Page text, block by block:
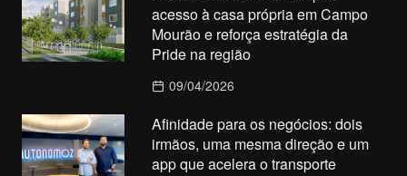
acesso à casa própria em Campo
Mourão e reforça estratégia da
Pride na região
09/04/2026
Afinidade para os negócios: dois
irmãos, uma mesma direção e um
app que acelera o transporte